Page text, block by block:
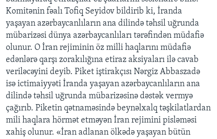
Dillər
Komitənin fəalı Tofiq Seyidov bildirib ki, İranda
yaşayan azərbaycanlıların ana dilində təhsil uğrunda
mübarizəsi dünya azərbaycanlıları tərəfindən müdafiə
olunur. O İran rejiminin öz milli haqlarını müdafiə
edənlərə qarşı zorakılığına etiraz aksiyaları ilə cavab
veriləcəyini deyib. Piket iştirakçısı Nərgiz Abbaszadə
isə ictimaiyyəti İranda yaşayan azərbaycanlıların ana
dilində təhsil uğrunda mübarizəsinə dəstək vermyə
çağırıb. Piketin qətnaməsində beynəlxalq təşkilatlardan
mili haqlara hörmət etməyən İran rejimini pisləməsi
xahiş olunur. «İran adlanan ölkədə yaşayan bütün